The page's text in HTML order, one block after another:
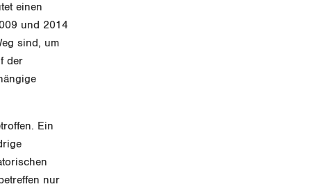
einen
und 2014
sind, um
der
Ein
nur